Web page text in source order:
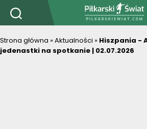
Strona główna »Aktualności » Hiszpania -
jedenastki na spotkanie | 02.07.2026